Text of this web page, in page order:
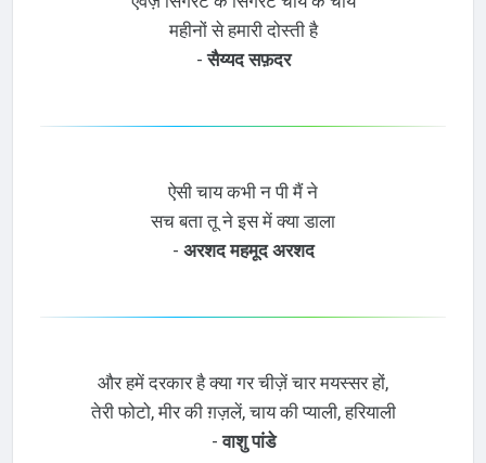
महीनों से हमारी दोस्ती है
-सैय्यद सफ़दर
ऐसी चाय कभी न पी मैं ने
सच बता तू ने इस में क्या डाला
- अरशद महमूद अरशद
और हमें दरकार है क्या गर चीज़ें चार मयस्सर हों,
तेरी फोटो, मीर की ग़ज़लें, चाय की प्याली, हरियाली
-वाशु पांडे